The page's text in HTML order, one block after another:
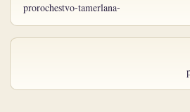
prorochestvo-tamerlana-